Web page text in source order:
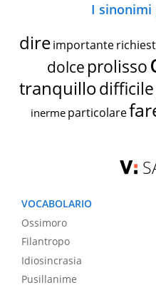
I sinonimi
dire importante
dolce prolisso
tranquillodifficile
inerme particolare
VOCABOLARIO
Ossimoro
Filantropo
Idiosincrasia
Pusillanime